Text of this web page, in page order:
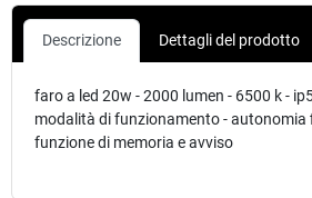
Descrizione Dettagli del prodotto
faro a led 20w - 2000 lumen - 6500 k -
modalità di funzionamento - autonomia
funzione di memoria e avviso